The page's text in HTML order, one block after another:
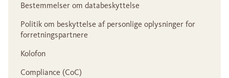
Bestemmelser om databeskyttelse
Politik om beskyttelse af personlige oplysninger for
forretningspartnere
Kolofon
Compliance (CoC)